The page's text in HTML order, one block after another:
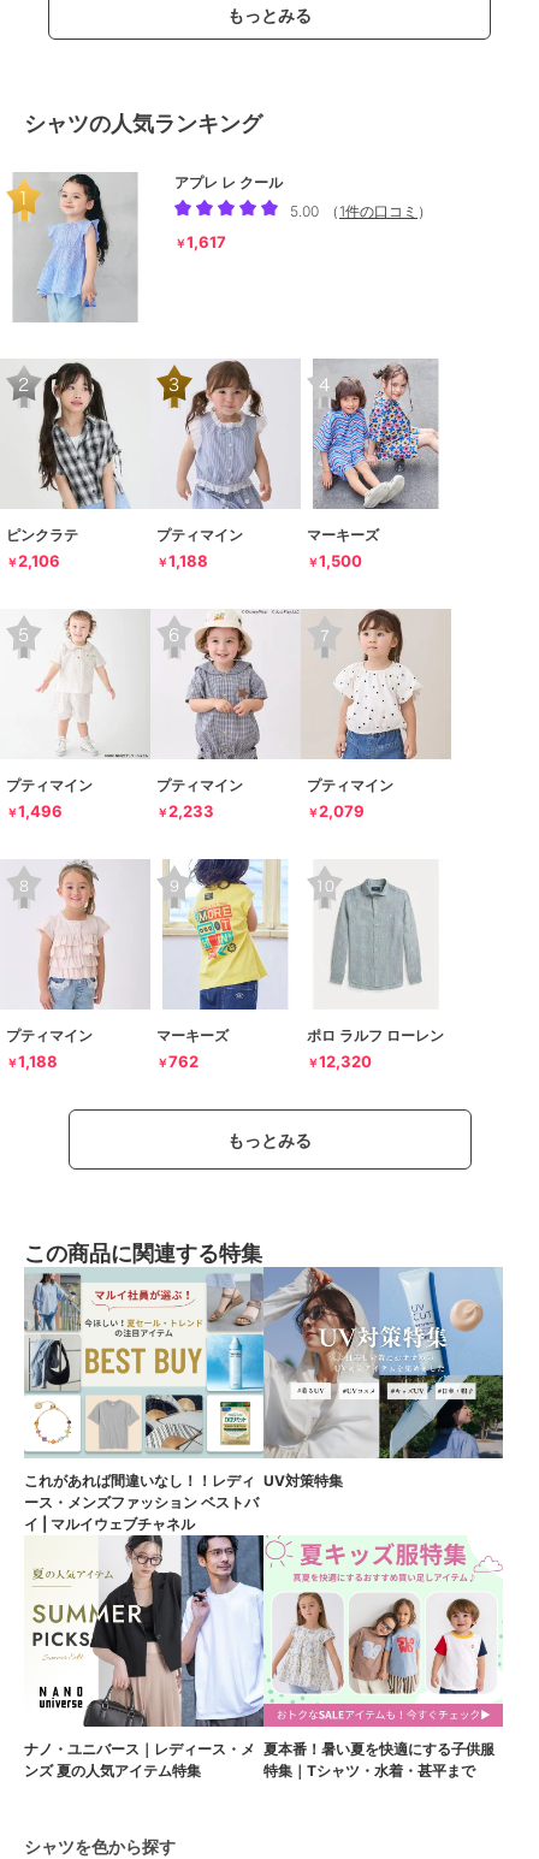
もっとみる
シャツの人気ランキング
アプレ レ クール
5.00
（ 1件の口コミ ）
￥1,617
ピンクラテ
￥2,106
プティマイン
￥1,188
マーキーズ
￥1,500
プティマイン
￥1,496
プティマイン
￥2,233
プティマイン
￥2,079
プティマイン
￥1,188
マーキーズ
￥762
ポロ ラルフ ローレン
￥12,320
もっとみる
この商品に関連する特集
これがあれば間違いなし！！レディ
ース・メンズファッション ベストバ
イ | マルイウェブチャネル
UV対策特集
ナノ・ユニバース｜レディース・メ
ンズ 夏の人気アイテム特集
夏本番！暑い夏を快適にする子供服
特集｜Tシャツ・水着・甚平まで
シャツを色から探す